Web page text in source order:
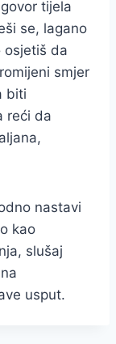
tijela
se, lagano
osjetiš da
smjer
biti
reći da
nastavi
kao
slušaj
usput.